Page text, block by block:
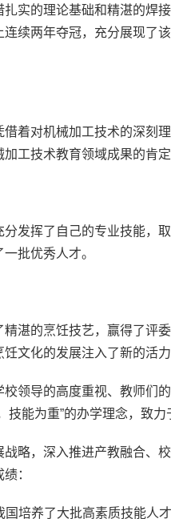
实的理论基础和精湛的焊
续两年夺冠，充分展现了
着对机械加工技术的深刻
工技术教育领域成果的肯定
发挥了自己的专业技能，
批优秀人才。
湛的烹饪技艺，赢得了评
文化的发展注入了新的活力
领导的高度重视、教师们
能为重”的办学理念，致
略，深入推进产教融合、
：
培养了大批高素质技能人才